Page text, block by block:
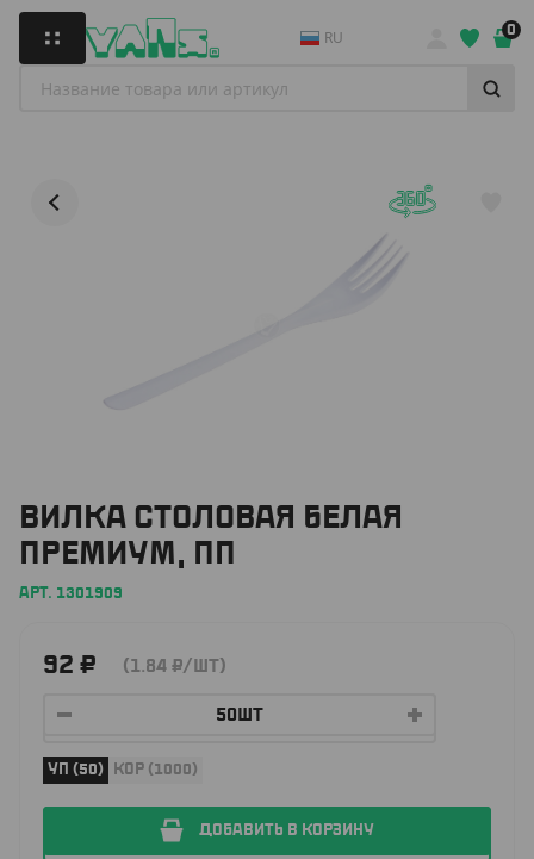
RU 0
ВИЛКА СТОЛОВАЯ БЕЛАЯ
ПРЕМИУМ, ПП
АРТ. 1301909
92 ₽ (1.84 ₽/ШТ)
УП (50) КОР (1000)
ДОБАВИТЬ В КОРЗИНУ